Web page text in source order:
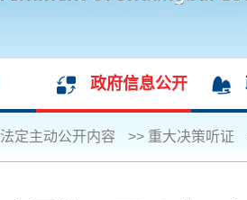
政府信息公开
法定主动公开内容 >> 重大决策听证